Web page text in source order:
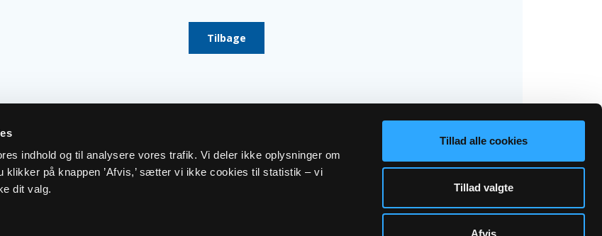
indhold og til analysere vores trafik. Vi deler ikke oplysninger om
klikker på knappen ’Afvis,’ sætter vi ikke cookies til statistik – vi
dit valg.
Tillad alle cookies
Tillad valgte
Afvis
Tilbage